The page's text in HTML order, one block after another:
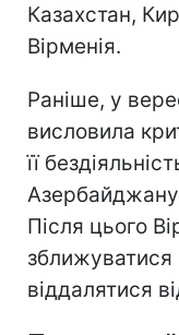
Казахстан,
Вірменія.
Раніше, у
висловила
її
Азербайджану
Після цього
зближуватися
віддалятися